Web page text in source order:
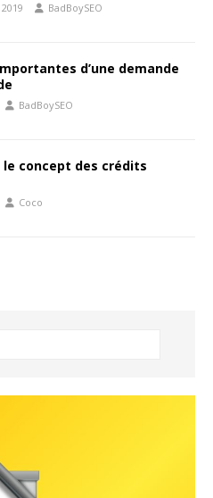
BadBoySEO
d’une demande
BadBoySEO
le concept des crédits
Coco